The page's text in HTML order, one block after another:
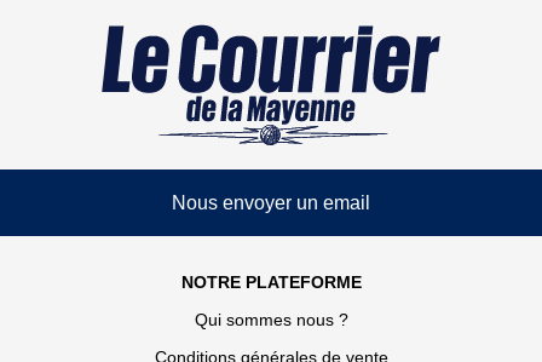
Nous envoyer un email
NOTRE PLATEFORME
Qui sommes nous ?
Conditions générales de vente